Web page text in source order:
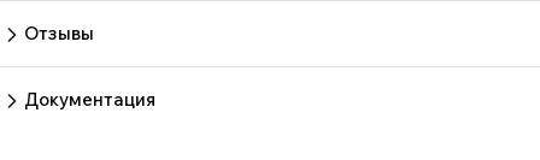
Отзывы
Документация